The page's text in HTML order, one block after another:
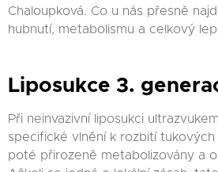
Chaloupková. Co u nás přesně
hubnutí, metabolismu a celkový
Liposukce 3.
Při neinvazivní liposukci
specifické vlnění k rozbití
poté přirozeně metabolizovány a